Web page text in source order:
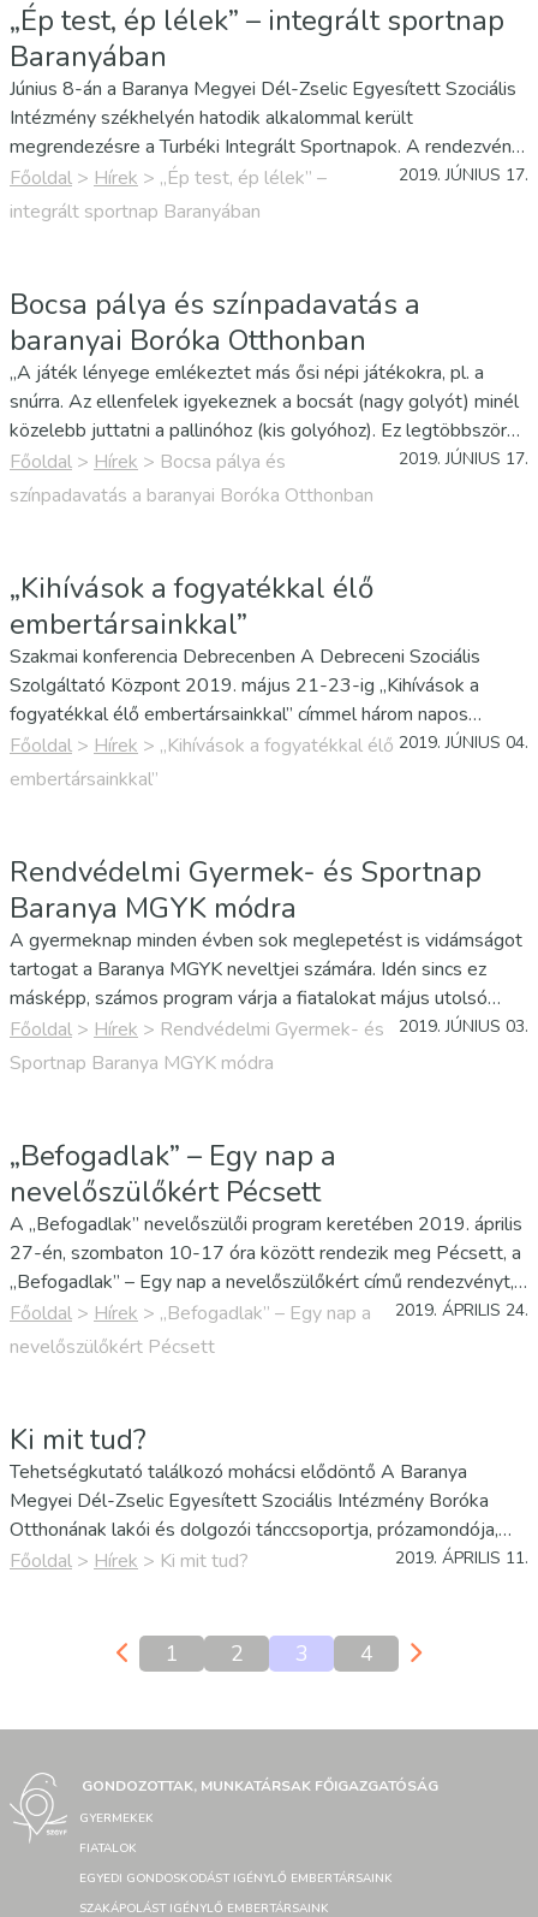
„Ép test, ép lélek” – integrált sportnap
Baranyában
Június 8-án a Baranya Megyei Dél-Zselic Egyesített Szociális
Intézmény székhelyén hatodik alkalommal került
megrendezésre a Turbéki Integrált Sportnapok. A rendezvényt
intézményünk a Horizont SE Szigetvár, valamint a Magyar
Speciális Olimpia Szövetség közös szervezésében tartotta
Főoldal > Hírek > „Ép test, ép lélek” –
integrált sportnap Baranyában
2019. JÚNIUS 17.
Bocsa pálya és színpadavatás a
baranyai Boróka Otthonban
„A játék lényege emlékeztet más ősi népi játékokra, pl. a
snúrra. Az ellenfelek igyekeznek a bocsát (nagy golyót) minél
közelebb juttatni a pallinóhoz (kis golyóhoz). Ez legtöbbször
gurítással történik. Játszhatja egy-egy játékos egymás ellen,
vagy párosok, illetve háromfős csapatok. A mérkőzéseket…
Főoldal > Hírek > Bocsa pálya és
színpadavatás a baranyai Boróka Otthonban
2019. JÚNIUS 17.
„Kihívások a fogyatékkal élő
embertársainkkal”
Szakmai konferencia Debrecenben A Debreceni Szociális
Szolgáltató Központ 2019. május 21-23-ig „Kihívások a
fogyatékkal élő embertársainkkal” címmel három napos
szakmai konferenciát szervezett, azzal a céllal, hogy olyan
szakemberek munkáját mutassák be, akik nap, mint nap a
Főoldal > Hírek > „Kihívások a fogyatékkal élő
embertársainkkal”
2019. JÚNIUS 04.
Rendvédelmi Gyermek- és Sportnap
Baranya MGYK módra
A gyermeknap minden évben sok meglepetést is vidámságot
tartogat a Baranya MGYK neveltjei számára. Idén sincs ez
másképp, számos program várja a fiatalokat május utolsó
heteiben. A gyermekeknek szóló rendezvények sorát a
Baranya megyei rendvédelmi szervek által életre hívott
Főoldal > Hírek > Rendvédelmi Gyermek- és
Sportnap Baranya MGYK módra
2019. JÚNIUS 03.
„Befogadlak” – Egy nap a
nevelőszülőkért Pécsett
A „Befogadlak” nevelőszülői program keretében 2019. április
27-én, szombaton 10-17 óra között rendezik meg Pécsett, a
„Befogadlak” – Egy nap a nevelőszülőkért című rendezvényt,
amelynek helyszíne a Zsolnay Kulturális Negyed - E78
épülete.
Főoldal > Hírek > „Befogadlak” – Egy nap a
nevelőszülőkért Pécsett
2019. ÁPRILIS 24.
Ki mit tud?
Tehetségkutató találkozó mohácsi elődöntő A Baranya
Megyei Dél-Zselic Egyesített Szociális Intézmény Boróka
Otthonának lakói és dolgozói tánccsoportja, prózamondója,
énekese és szőnyegszövője részt vett március 29-én a „Ki
Főoldal > Hírek > Ki mit tud? 2019. ÁPRILIS 11.
1 2 3 4
GONDOZOTTAK, MUNKATÁRSAK FŐIGAZGATÓSÁG
GYERMEKEK
FIATALOK
EGYEDI GONDOSKODÁST IGÉNYLŐ EMBERTÁRSAINK
SZAKÁPOLÁST IGÉNYLŐ EMBERTÁRSAINK